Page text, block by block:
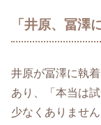
「井原、冨澤
井原が冨澤に執
あり、「本当は
少なくありませ